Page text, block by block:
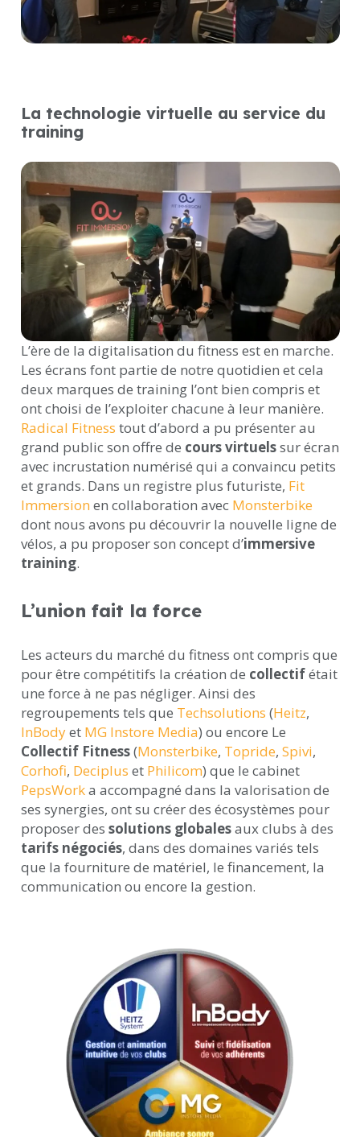
La technologie virtuelle au service du
training
L’ère de la digitalisation du fitness est en marche.
Les écrans font partie de notre quotidien et cela
deux marques de training l’ont bien compris et
ont choisi de l’exploiter chacune à leur manière.
Radical Fitness tout d’abord a pu présenter au
grand public son offre de cours virtuelssur écran
avec incrustation numérisé qui a convaincu petits
et grands. Dans un registre plus futuriste, Fit
Immersionen collaboration avec Monsterbike
dont nous avons pu découvrir la nouvelle ligne de
vélos, a pu proposer son concept d’immersive
training.
L’union fait la force
Les acteurs du marché du fitness ont compris que
pour être compétitifs la création de collectifétait
une force à ne pas négliger. Ainsi des
regroupements tels que Techsolutions (Heitz,
InBodyet MG Instore Media) ou encore Le
Collectif Fitness(Monsterbike, Topride, Spivi,
Corhofi, Deciplus et Philicom) que le cabinet
PepsWorka accompagné dans la valorisation de
ses synergies, ont su créer des écosystèmes pour
proposer des solutions globalesaux clubs à des
tarifs négociés, dans des domaines variés tels
que la fourniture de matériel, le financement, la
communication ou encore la gestion.